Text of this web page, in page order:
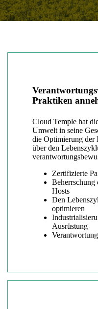
Praktiken
Cloud Temple hat
Umwelt in seine
die Optimierung der
über den
Zertifizierte
Beherrschung
Hosts
Den
optimieren
Ausrüstung